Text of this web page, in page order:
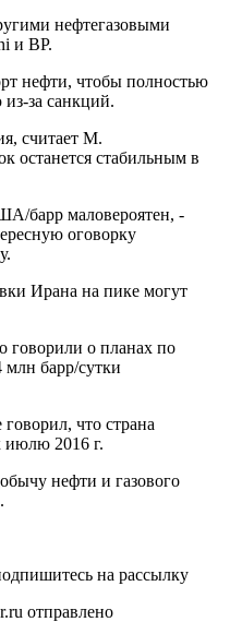
нефтегазовыми
и BP.
нефти, чтобы полностью
за санкций.
считает М.
останется стабильным в
барр маловероятен, -
оговорку
Ирана на пике могут
говорили о планах по
барр/сутки
что страна
июлю 2016 г.
нефти и газового
на рассылку
отправлено